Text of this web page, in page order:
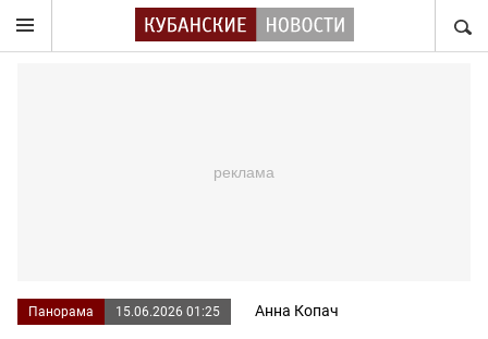
Панорама 15.06.2026 01:25 Анна Копач